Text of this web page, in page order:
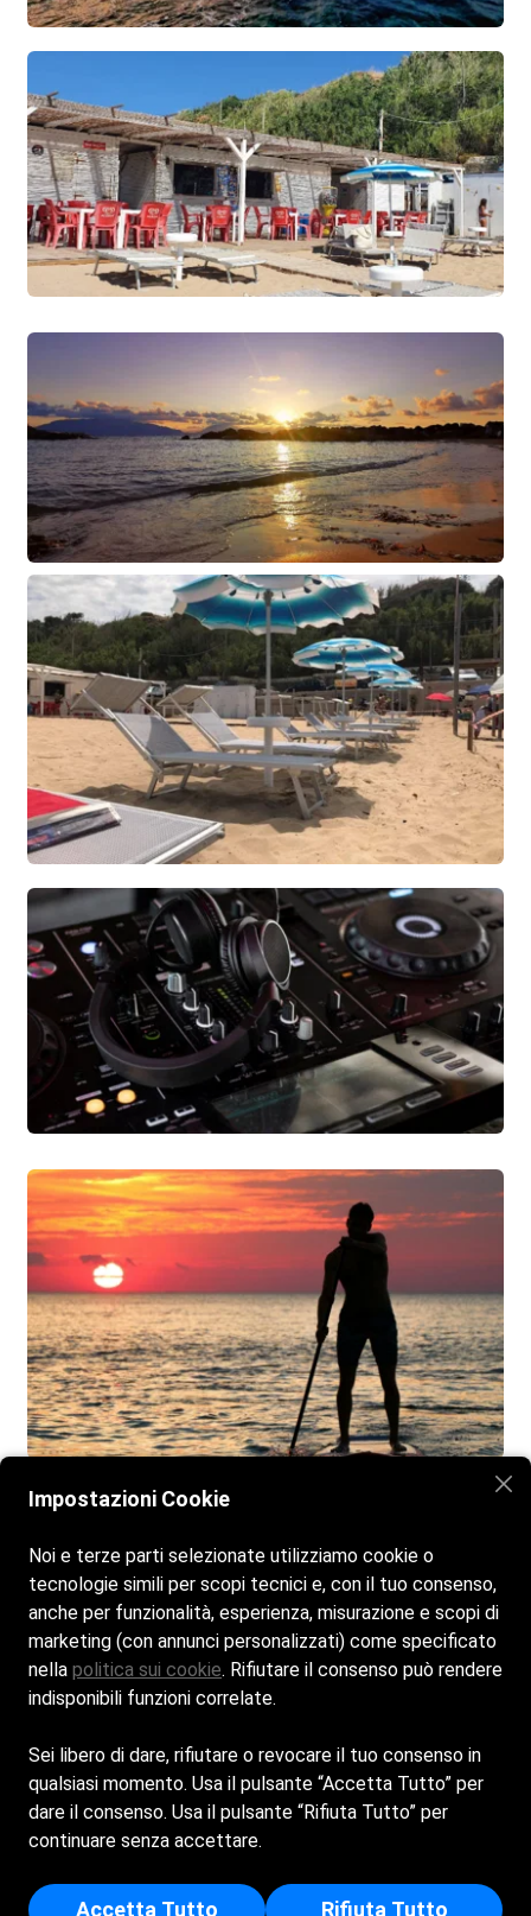
Home La spiaggia
Bar e Ristorante
Attività ed Eventi
Galleria Contatti
Orari di apertura
• Ristoro: 08:30 – 22:00
• Spiaggia: 08:30 – 00:00
© Copyright - Lido Casello | Powered bySpiagge.it
CORSO FULVIO - Sede Legale: CONTRADA BADIELLA -
90090 - TRAPPETO (PA) - Iscritta al registro delle imprese di
Trappeto - p.i/c.f: 06122680827 - Numero REA: PA - 299885©
Impostazioni Cookie
Noi e terze parti selezionate utilizziamo cookie o
tecnologie simili per scopi tecnici e, con il tuo consenso,
anche per funzionalità, esperienza, misurazione e scopi di
marketing (con annunci personalizzati) come specificato
nella politica sui cookie. Rifiutare il consenso può rendere
indisponibili funzioni correlate.
Sei libero di dare, rifiutare o revocare il tuo consenso in
qualsiasi momento. Usa il pulsante “Accetta Tutto” per
dare il consenso. Usa il pulsante “Rifiuta Tutto” per
continuare senza accettare.
Accetta Tutto Rifiuta Tutto